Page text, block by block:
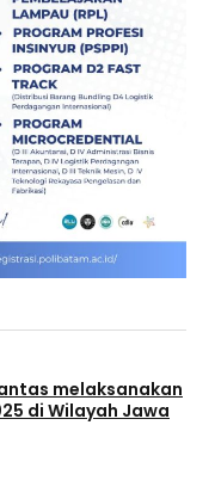
melaksanakan
di Wilayah Jawa